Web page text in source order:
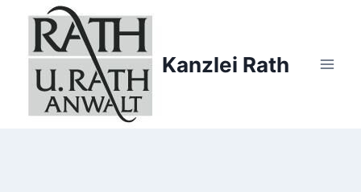
springen
Kanzlei Rath